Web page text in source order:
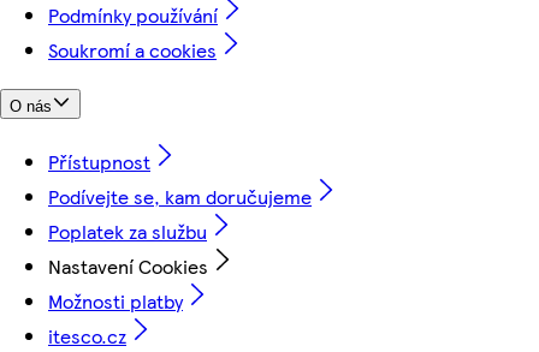
Podmínky používání
Soukromí a cookies
O nás
Přístupnost
Podívejte se, kam doručujeme
Poplatek za službu
Nastavení Cookies
Možnosti platby
itesco.cz